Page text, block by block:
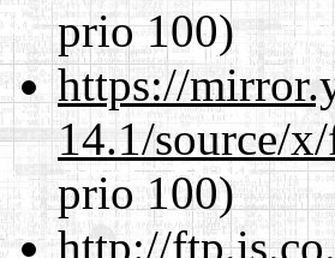
prio 100)
https://
14.1/source/
prio 100)
http://